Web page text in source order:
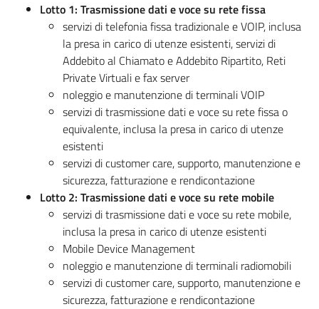
Lotto 1: Trasmissione dati e voce su rete fissa
servizi di telefonia fissa tradizionale e VOIP, inclusa
la presa in carico di utenze esistenti, servizi di
Addebito al Chiamato e Addebito Ripartito, Reti
Private Virtuali e fax server
noleggio e manutenzione di terminali VOIP
servizi di trasmissione dati e voce su rete fissa o
equivalente, inclusa la presa in carico di utenze
esistenti
servizi di customer care, supporto, manutenzione e
sicurezza, fatturazione e rendicontazione
Lotto 2: Trasmissione dati e voce su rete mobile
servizi di trasmissione dati e voce su rete mobile,
inclusa la presa in carico di utenze esistenti
Mobile Device Management
noleggio e manutenzione di terminali radiomobili
servizi di customer care, supporto, manutenzione e
sicurezza, fatturazione e rendicontazione